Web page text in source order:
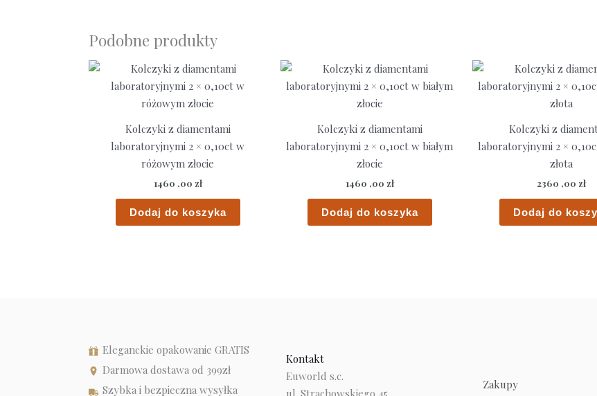
Podobne produkty
Kolczyki z diamentami
laboratoryjnymi 2 × 0,10ct w
różowym złocie
1460 ,00 zł
Dodaj do koszyka
Kolczyki z diamentami
laboratoryjnymi 2 × 0,10ct w białym
złocie
1460 ,00 zł
Dodaj do koszyka
Kolczyki z
laboratoryjnymi 2 ×
złota
2360 ,00 zł
Dodaj do
Eleganckie opakowanie GRATIS
Darmowa dostawa od 399zł
Szybka i bezpieczna wysyłka
Kontakt
Euworld s.c.
ul. Strachowskiego 45
Zakupy